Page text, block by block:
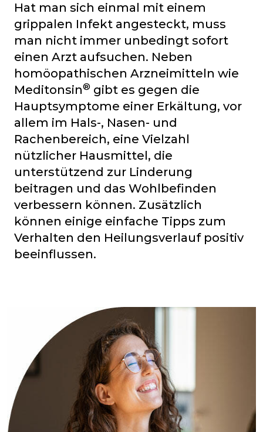
Hat man sich einmal mit einem
grippalen Infekt angesteckt, muss
man nicht immer unbedingt sofort
einen Arzt aufsuchen. Neben
homöopathischen Arzneimitteln wie
Meditonsin® gibt es gegen die
Hauptsymptome einer Erkältung, vor
allem im Hals-, Nasen- und
Rachenbereich, eine Vielzahl
nützlicher Hausmittel, die
unterstützend zur Linderung
beitragen und das Wohlbefinden
verbessern können. Zusätzlich
können einige einfache Tipps zum
Verhalten den Heilungsverlauf positiv
beeinflussen.